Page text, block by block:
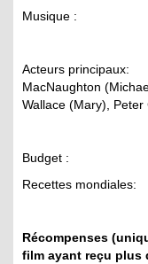
Musique :
Acteurs principaux:
MacNaughton
Wallace (Mary), Peter
Budget :
Recettes mondiales:
Récompenses
film ayant reçu plus